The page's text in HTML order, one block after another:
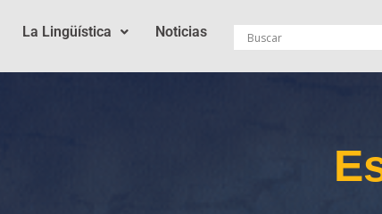
La Lingüística Noticias